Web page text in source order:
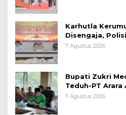
Karhutla
Disengaja,
Pembakar Lahan
7 Agustus 2026
Bupati Zukri
Teduh-PT Arara
7 Agustus 2026